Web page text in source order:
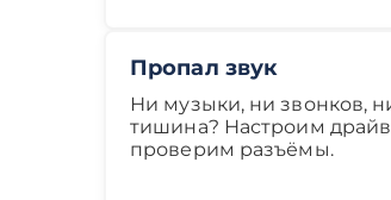
Пропал звук
Ни музыки, ни звонков,
тишина? Настроим
проверим разъёмы.